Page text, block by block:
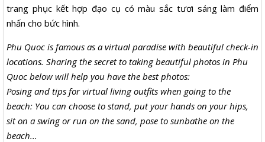
trang phục kết hợp đạo cụ có màu sắc tươi sáng làm điểm
nhấn cho bức hình.
Phu Quoc is famous as a virtual paradise with beautiful check-in
locations. Sharing the secret to taking beautiful photos in Phu
Quoc below will help you have the best photos:
Posing and tips for virtual living outfits when going to the
beach: You can choose to stand, put your hands on your hips,
sit on a swing or run on the sand, pose to sunbathe on the
beach...